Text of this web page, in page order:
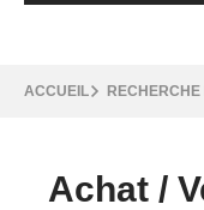
ACCUEIL
Achat /